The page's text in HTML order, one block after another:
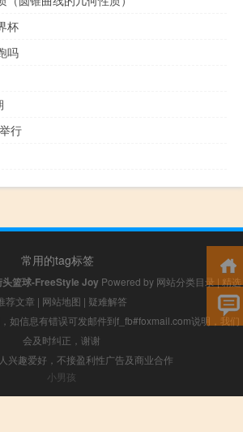
杯
吗
行
常用的tag标签
头篮球-FreeStyle Joy Powered by 网站分类目录 | 精选
荐文章 | 网站地图 | 疑难解答
如信息有错误可发邮件到f_fb#foxmail.com说明，我们
会及时纠正，谢谢
兴趣爱好，不接盈利性广告及商业合作
小男孩